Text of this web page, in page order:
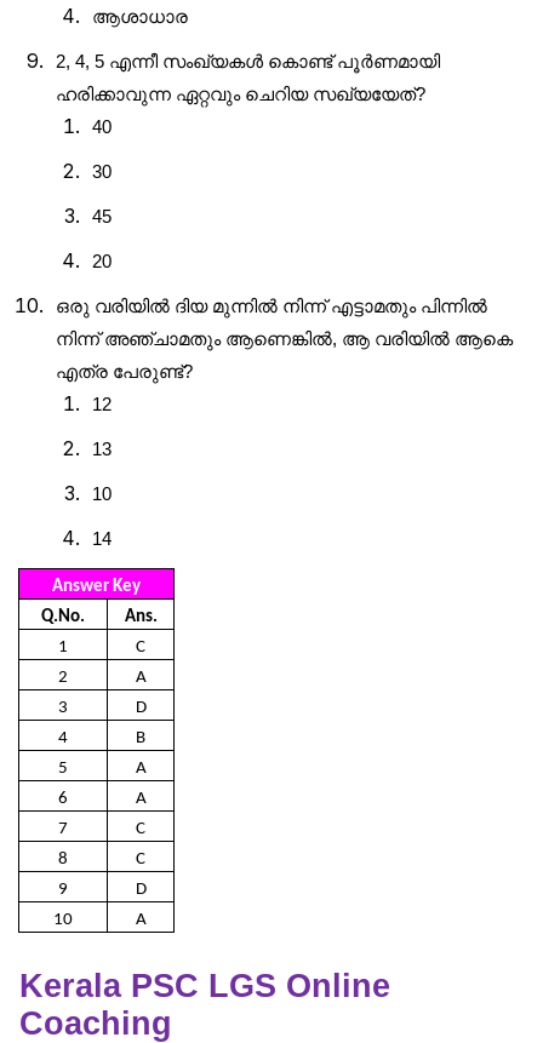
ആശാധാര
2, 4, 5 എന്നീ സംഖ്യകൾ കൊണ്ട് പൂർണമായി
ഹരിക്കാവുന്ന ഏറ്റവും ചെറിയ സഖ്യയേത്?
40
30
45
20
ഒരു വരിയിൽ ദിയ മുന്നിൽ നിന്ന് എട്ടാമതും പിന്നിൽ
നിന്ന് അഞ്ചാമതും ആണെങ്കിൽ, ആ വരിയിൽ ആകെ
എത്ര പേരുണ്ട്?
12
13
10
14
Answer Key
Q.No.
Ans.
1
C
2
A
3
D
4
B
5
A
6
A
7
C
8
C
9
D
10
A
Kerala PSC LGS Online
Coaching